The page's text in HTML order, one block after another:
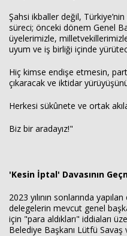
Şahsi ikballer değil,
süreci; önceki dönem Genel
üyelerimizle,
uyum ve iş birliği içinde
Hiç kimse endişe etmesin,
çıkaracak ve iktidar
Herkesi sükûnete ve ortak
Biz bir aradayız!"
'Kesin İptal' Davasının
2023 yılının sonlarında
delegelerin mevcut genel
için "para aldıkları" iddiaları
Belediye Başkanı Lütfü Savaş